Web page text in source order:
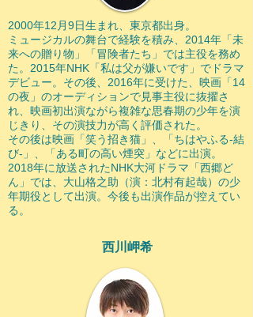
2000年12月9日生まれ、東京都出身。
ミュージカルの舞台で経験を積み、2014年「未
来への贈り物」「冒険者たち」では主役を務め
た。2015年NHK「私は父が嫌いです」でドラマ
デビュー。その後、2016年に受けた、映画「14
の夜」のオーディションで見事主役に抜擢さ
れ、映画初出演ながら複雑な思春期の少年を演
じきり、その演技力が高く評価された。
その後は映画「笑う招き猫」、「ちはやふる-結
び-」、「ある町の高い煙突」などに出演。
2018年に放送されたNHK大河ドラマ「西郷ど
ん」では、大山格之助（演：北村有起哉）の少
年期役として出演。今後も出演作品が控えてい
る。
​西川岬希